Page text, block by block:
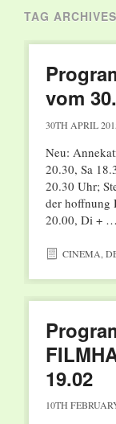
TAG
vom
30TH APRIL
Neu:
20.30, Sa
20.30 Uhr;
der hoffnung
20.00, Di + …
CINEMA,
19.02
10TH